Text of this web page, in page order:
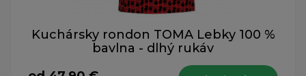
Kuchársky rondon TOMA Lebky 100 %
bavlna - dlhý rukáv